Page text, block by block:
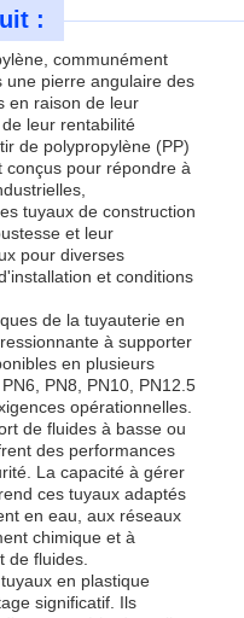
:
communément
une pierre angulaire des
en raison de leur
leur rentabilité
de polypropylène (PP)
conçus pour répondre à
tuyaux de construction
et leur
pour diverses
et conditions
de la tuyauterie en
à supporter
en plusieurs
PN8, PN10, PN12.5
opérationnelles.
de fluides à basse ou
des performances
La capacité à gérer
ces tuyaux adaptés
en eau, aux réseaux
chimique et à
de fluides.
en plastique
significatif. Ils